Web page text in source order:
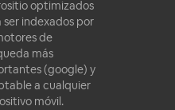
optimizados
ser indexados por
de
más
(google) y
a cualquier
móvil.